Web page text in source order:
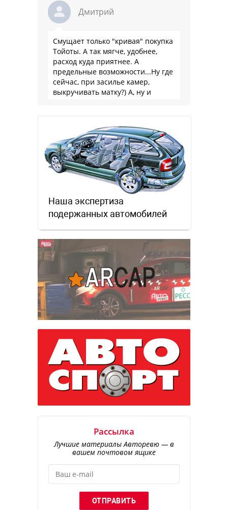
Дмитрий
Смущает только "кривая" покупка
Тойоты. А так мягче, удобнее,
расход куда приятнее. А
предельные возможности...Ну где
сейчас, при засилье камер,
выкручивать матку?) А, ну и
Наша экспертиза
подержанных автомобилей
Рассылка
Лучшие материалы Авторевю — в
вашем почтовом ящике